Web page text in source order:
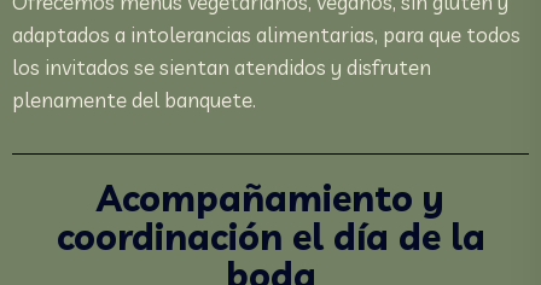
adaptados a intolerancias alimentarias, para que todos
los invitados se sientan atendidos y disfruten
plenamente del banquete.
Acompañamiento y
coordinación el día de la
boda